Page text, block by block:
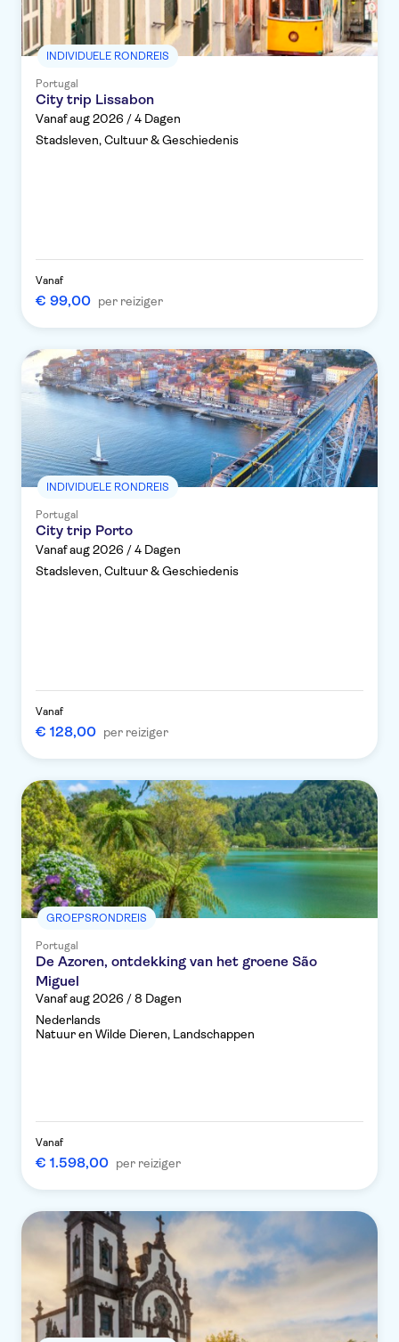
INDIVIDUELE RONDREIS
Portugal
City trip Lissabon
Vanaf aug 2026 / 4 Dagen
Stadsleven, Cultuur & Geschiedenis
Vanaf
€ 99,00 per reiziger
INDIVIDUELE RONDREIS
Portugal
City trip Porto
Vanaf aug 2026 / 4 Dagen
Stadsleven, Cultuur & Geschiedenis
Vanaf
€ 128,00 per reiziger
GROEPSRONDREIS
Portugal
De Azoren, ontdekking van het groene São
Miguel
Vanaf aug 2026 / 8 Dagen
Nederlands
Natuur en Wilde Dieren, Landschappen
Vanaf
€ 1.598,00 per reiziger